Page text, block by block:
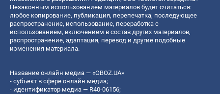
Незаконным использованием материалов будет считаться:
любое копирование, публикация, перепечатка, последующее
распространение, использование, переработка с
использованием, включением в состав других материалов,
распространение, адаптация, перевод и другие подобные
изменения материала.
Название онлайн медиа — «OBOZ.UA»
- субъект в сфере онлайн медиа;
- идентификатор медиа — R40-06156;